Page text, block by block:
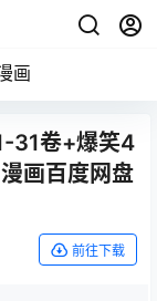
画
31卷+爆笑4
画百度网盘
前往下载